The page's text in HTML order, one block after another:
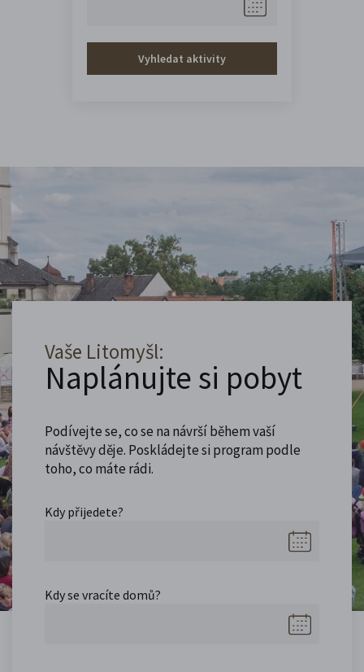
Vyhledat aktivity
Vaše Litomyšl:
Naplánujte si pobyt
Podívejte se, co se na návrší během vaší
návštěvy děje. Poskládejte si program podle
toho, co máte rádi.
Kdy přijedete?
Kdy se vracíte domů?